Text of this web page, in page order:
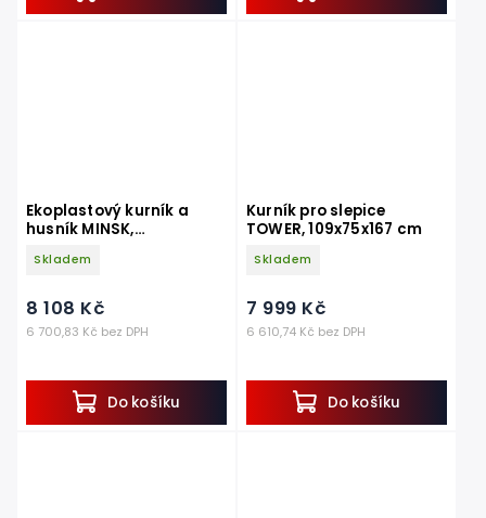
Ekoplastový kurník a
husník MINSK,
Skladem
6 700,83 Kč bez DPH
8 108 Kč
Do košíku
Kurník pro slepice
TOWER, 109x75x167 cm
Skladem
6 610,74 Kč bez DPH
7 999 Kč
Do košíku